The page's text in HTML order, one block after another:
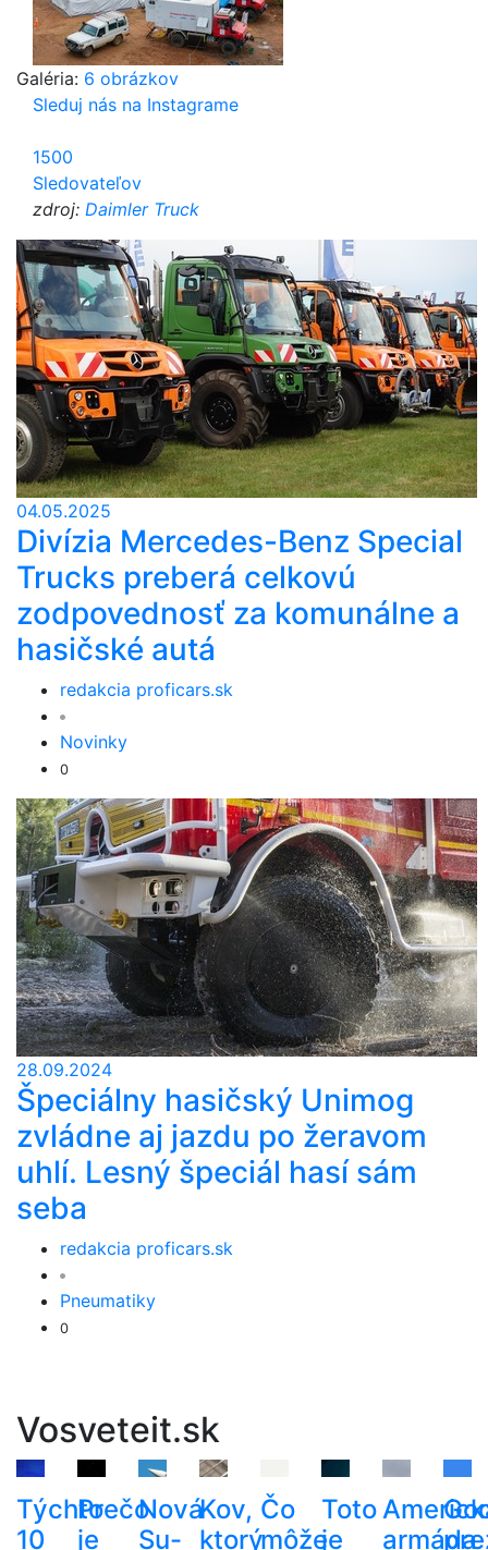
Galéria: 6 obrázkov
Sleduj nás na Instagrame
1500
Sledovateľov
zdroj: Daimler Truck
04.05.2025
Divízia Mercedes-Benz Special
Trucks preberá celkovú
zodpovednosť za komunálne a
hasičské autá
redakcia proficars.sk
Novinky
0
28.09.2024
Špeciálny hasičský Unimog
zvládne aj jazdu po žeravom
uhlí. Lesný špeciál hasí sám
seba
redakcia proficars.sk
Pneumatiky
0
Vosveteit.sk
Týchto
10
Prečo
je
Nová
Su-
Kov,
ktorý
Čo
môže
Toto
je
armáda